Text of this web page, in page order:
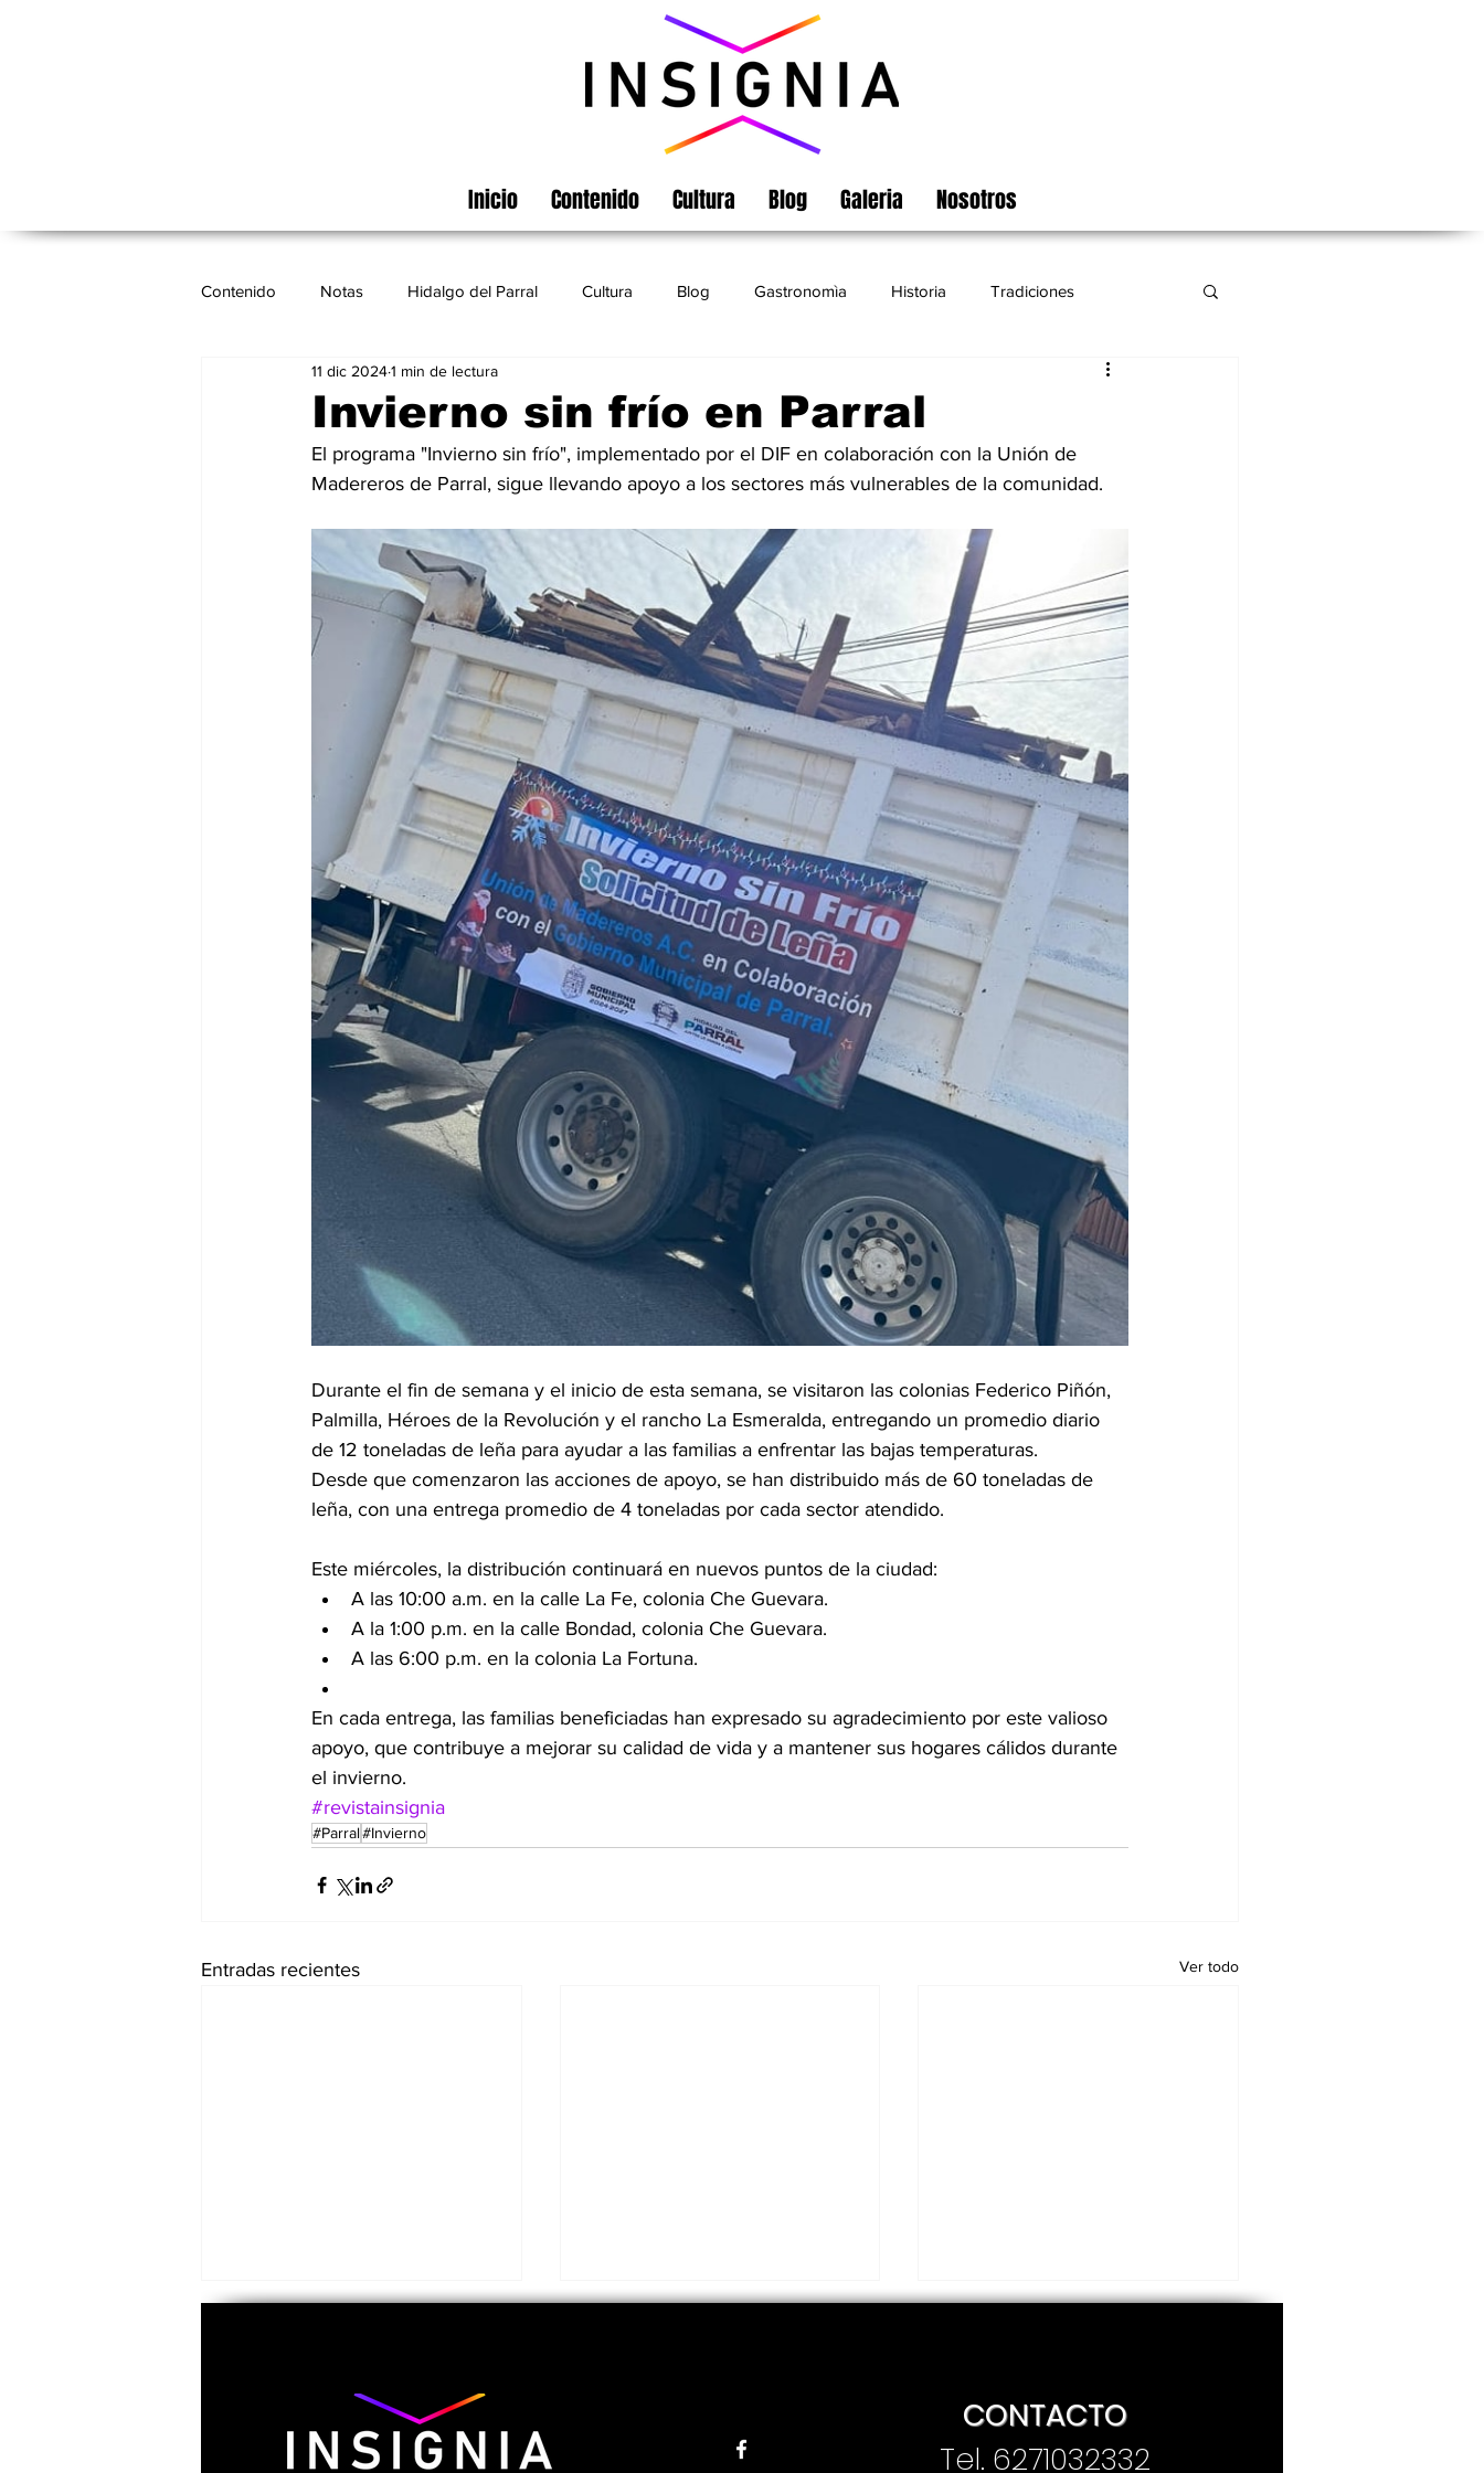
Inicio Contenido Cultura Blog Galeria Nosotros
Contenido Notas Hidalgo del Parral Cultura Blog Gastronomìa Historia Tradiciones
Cinematografía México Turismo
Invierno sin frío en Parral
11 dic 20241 min de lectura
El programa "Invierno sin frío", implementado por el DIF en colaboración con la Unión de
Madereros de Parral, sigue llevando apoyo a los sectores más vulnerables de la comunidad.
Durante el fin de semana y el inicio de esta semana, se visitaron las colonias Federico Piñón,
Palmilla, Héroes de la Revolución y el rancho La Esmeralda, entregando un promedio diario
de 12 toneladas de leña para ayudar a las familias a enfrentar las bajas temperaturas.
Desde que comenzaron las acciones de apoyo, se han distribuido más de 60 toneladas de
leña, con una entrega promedio de 4 toneladas por cada sector atendido.
Este miércoles, la distribución continuará en nuevos puntos de la ciudad:
A las 10:00 a.m. en la calle La Fe, colonia Che Guevara.
A la 1:00 p.m. en la calle Bondad, colonia Che Guevara.
A las 6:00 p.m. en la colonia La Fortuna.
En cada entrega, las familias beneficiadas han expresado su agradecimiento por este valioso
apoyo, que contribuye a mejorar su calidad de vida y a mantener sus hogares cálidos durante
el invierno.
#revistainsignia
#Parral#Invierno
Entradas recientes Ver todo
CONTACTO
Tel. 6271032332